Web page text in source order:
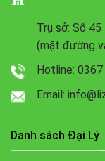
Trụ sở: Số 45
(mặt đường
Hotline:
Email:
Danh sách Đại Lý